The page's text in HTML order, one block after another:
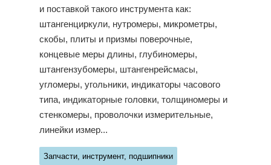
и поставкой такого инструмента как:
штангенциркули, нутромеры, микрометры,
скобы, плиты и призмы поверочные,
концевые меры длины, глубиномеры,
штангензубомеры, штангенрейсмасы,
угломеры, угольники, индикаторы часового
типа, индикаторные головки, толщиномеры и
стенкомеры, проволочки измерительные,
линейки измер...
Запчасти, инструмент, подшипники